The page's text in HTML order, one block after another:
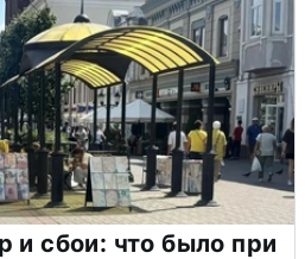
и сбои: что было при